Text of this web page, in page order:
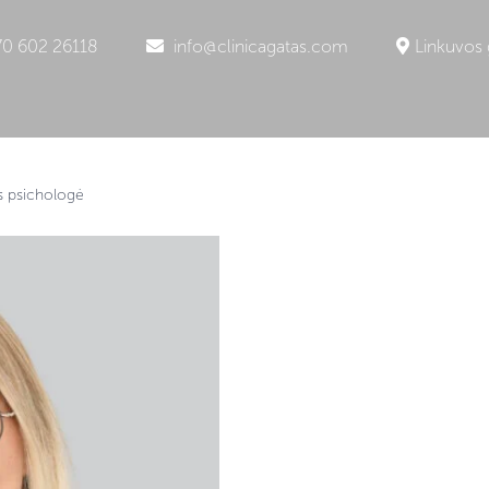
602 26118 info@clinicagatas.com Linkuvos
psichologė